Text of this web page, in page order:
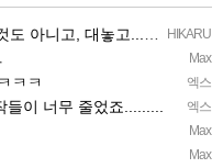
HIKARU
니고, 대놓고...ㅋ ㅋ)
Max
엑스
ㅋㅋ
엑스
이 너무 줄었죠.........
Max
Max